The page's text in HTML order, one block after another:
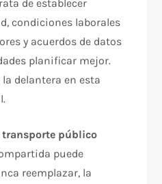
de establecer
condiciones laborales
y acuerdos de datos
planificar mejor.
delantera en esta
transporte público
puede
reemplazar, la